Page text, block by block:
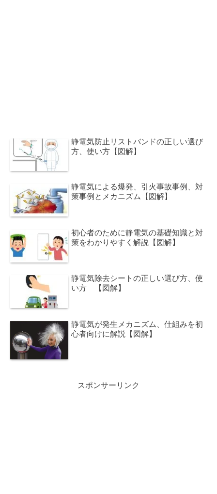
静電気防止リストバンドの正しい選び
方、使い方【図解】
静電気による爆発、引火事故事例、対
策事例とメカニズム【図解】
初心者のために静電気の基礎知識と対
策をわかりやすく解説【図解】
静電気除去シートの正しい選び方、使
い方 【図解】
静電気が発生メカニズム、仕組みを初
心者向けに解説【図解】
スポンサーリンク